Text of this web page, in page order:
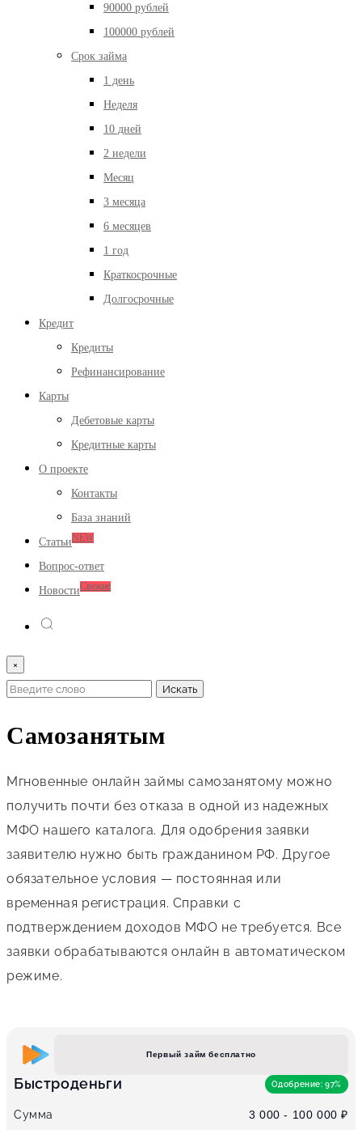
90000 рублей
100000 рублей
Срок займа
1 день
Неделя
10 дней
2 недели
Месяц
3 месяца
6 месяцев
1 год
Краткосрочные
Долгосрочные
Кредит
Кредиты
Рефинансирование
Карты
Дебетовые карты
Кредитные карты
О проекте
Контакты
База знаний
СтатьиNEW
Вопрос-ответ
НовостиСвежие
×
Самозанятым
Мгновенные онлайн займы самозанятому можно
получить почти без отказа в одной из надежных
МФО нашего каталога. Для одобрения заявки
заявителю нужно быть гражданином РФ. Другое
обязательное условия — постоянная или
временная регистрация. Справки с
подтверждением доходов МФО не требуется. Все
заявки обрабатываются онлайн в автоматическом
режиме.
Первый займ бесплатно
Быстроденьги Одобрение: 97%
Сумма
3 000 - 100 000 ₽